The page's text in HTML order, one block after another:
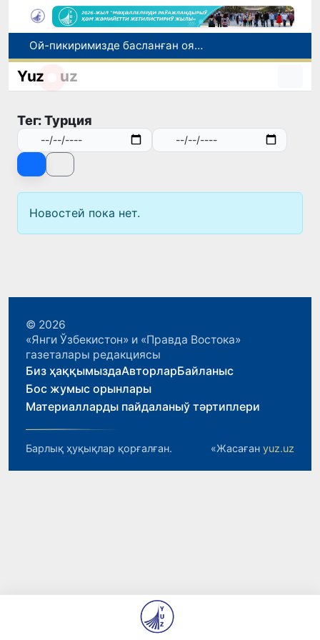
Ой-пикиримизде басланған ояныў жоқары шеклерге жетеклеп атыр
Өзбекстан мал гөши импортын арттырды: Ҳиндстан ҳәм Беларусь тийкарғы жеткерип бериўшилерге айланды
Мәмлекетлик хызмет: лаўазым емес, потенциал ҳәм нәтийже баҳаланатуғын жаңа дәўир
Yuz uz
Тег: Турция
Новостей пока нет.
© 2026
«Янги Ўзбекистон» и «Правда Востока»
газеталары редакциясы
Биз ҳаққымыздаАвторларБайланыс
Бос жумыс орынлары
Материалларды пайдаланыў тәртиплери
Барлық ҳуқықлар қорғалған. «Жасаған yuz.uz